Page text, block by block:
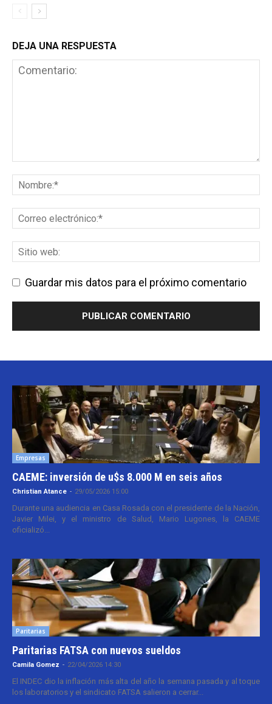
DEJA UNA RESPUESTA
Guardar mis datos para el próximo comentario
Empresas
CAEME: inversión de u$s 8.000 M en seis años
Christian Atance - 29/05/2026 15:00
Durante una audiencia en Casa Rosada con el presidente de la Nación,
Javier Milei, y el ministro de Salud, Mario Lugones, la CAEME
oficializó...
Paritarias
Paritarias FATSA con nuevos sueldos
Camila Gomez - 22/04/2026 14:30
El INDEC dio la inflación más alta del año la semana pasada y al toque
los laboratorios y el sindicato FATSA salieron a cerrar...